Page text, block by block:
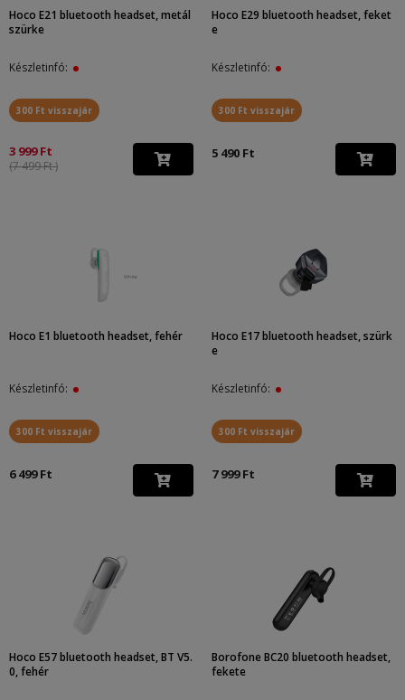
Hoco E21 bluetooth headset, metál
szürke
Készletinfó:
300 Ft visszajár
3 999 Ft
(7 499 Ft )
Hoco E29 bluetooth headset, feket
e
Készletinfó:
300 Ft visszajár
5 490 Ft
Hoco E1 bluetooth headset, fehér
Készletinfó:
300 Ft visszajár
6 499 Ft
Hoco E17 bluetooth headset, szürk
e
Készletinfó:
300 Ft visszajár
7 999 Ft
Hoco E57 bluetooth headset, BT V5.
0, fehér
Borofone BC20 bluetooth headset,
fekete